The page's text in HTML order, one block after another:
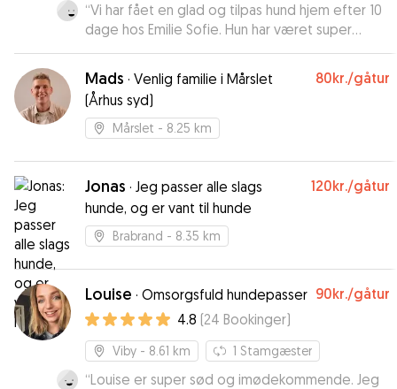
“Vi har fået en glad og tilpas hund hjem efter 10
dage hos Emilie Sofie. Hun har været super
imødekommende og god til at holde os
opdateret under opholdet ☀️
Mads · Venlig familie i Mårslet
(Århus syd)
80kr./gåtur
Mårslet - 8.25 km
Jonas · Jeg passer alle slags
hunde, og er vant til hunde
120kr./gåtur
Brabrand - 8.35 km
Louise · Omsorgsfuld hundepasser 90kr./gåtur
4.8 (24 Bookinger)
Viby - 8.61 km 1 Stamgæster
“Louise er super sød og imødekommende. Jeg